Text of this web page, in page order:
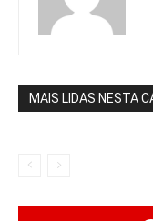
MAIS LIDAS NESTA